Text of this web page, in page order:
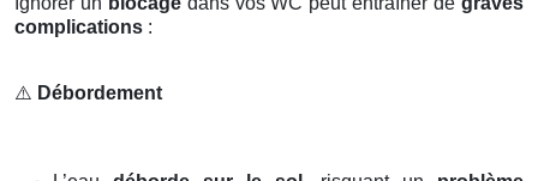
complications :
⚠️ Débordement